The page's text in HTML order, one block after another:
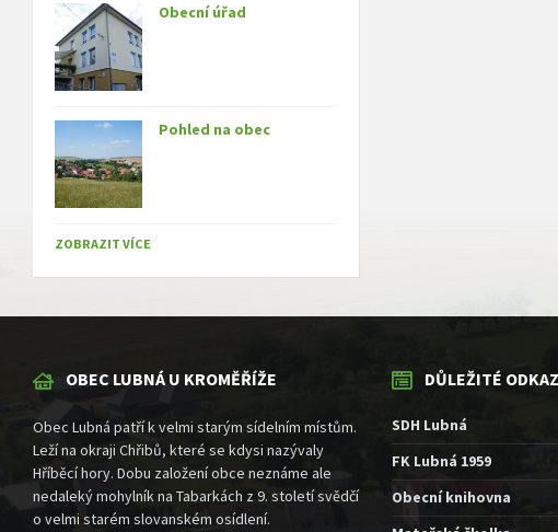
Obecní úřad
Pohled na obec
ZOBRAZIT VÍCE
OBEC LUBNÁ U KROMĚŘÍŽE
Obec Lubná patří k velmi starým sídelním místům.
Leží na okraji Chřibů, které se kdysi nazývaly
Hříběcí hory. Dobu založení obce neznáme ale
nedaleký mohylník na Tabarkách z 9. století svědčí
o velmi starém slovanském osídlení.
DŮLEŽITÉ
SDH Lubná
FK Lubná 1959
Obecní knihovna